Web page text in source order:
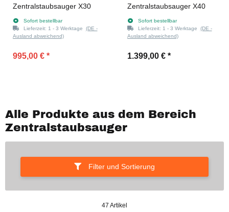
Zentralstaubsauger X30
Sofort bestellbar
Lieferzeit: 1 - 3 Werktage (DE -
Ausland abweichend)
995,00 € *
Zentralstaubsauger X40
Sofort bestellbar
Lieferzeit: 1 - 3 Werktage (DE -
Ausland abweichend)
1.399,00 € *
Alle Produkte aus dem Bereich
Zentralstaubsauger
Filter und Sortierung
47 Artikel